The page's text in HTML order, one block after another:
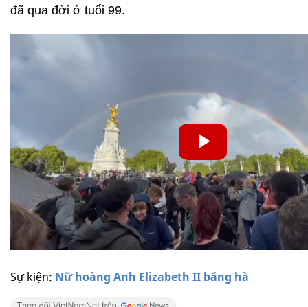
Sự kiện: Nữ hoàng Anh Elizabeth II băng hà
đã qua đời ở tuổi 99.